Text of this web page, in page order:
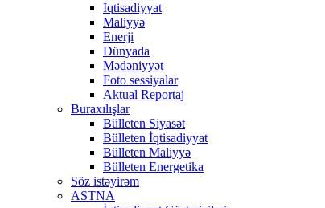
İqtisadiyyat
Maliyyə
Enerji
Dünyada
Mədəniyyət
Foto sessiyalar
Aktual Reportaj
Buraxılışlar
Bülleten Siyasət
Bülleten İqtisadiyyat
Bülleten Maliyyə
Bülleten Energetika
Söz istəyirəm
ASTNA